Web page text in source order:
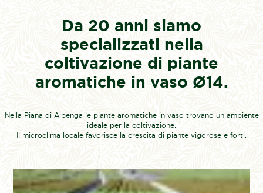
Da 20 anni siamo
specializzati nella
coltivazione di piante
aromatiche in vaso Ø14.
Nella Piana di Albenga le piante aromatiche in vaso trovano un ambiente
ideale per la coltivazione.
Il microclima locale favorisce la crescita di piante vigorose e forti.